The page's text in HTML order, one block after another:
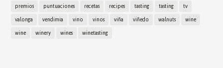
premios
puntuaciones recetas recipes tasting tasting
tv
valonga
vendimia vino vinos viña viñedo walnuts
wine
wine
winery wines winetasting